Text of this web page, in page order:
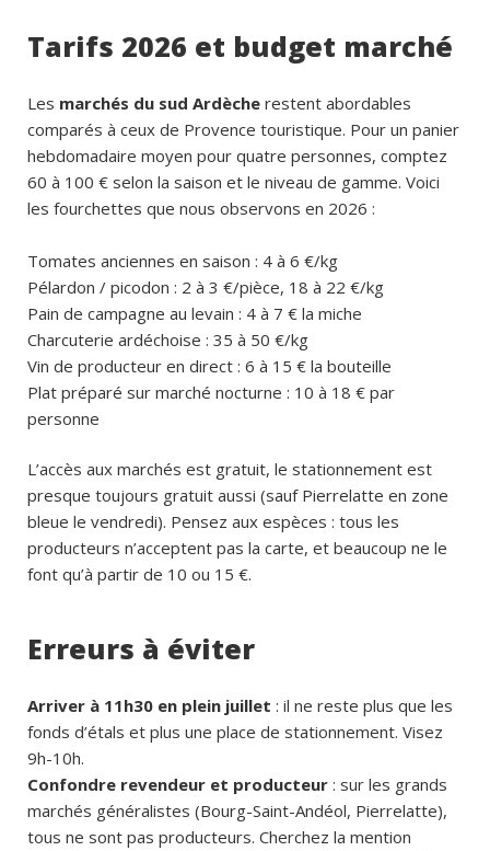
Tarifs 2026 et budget marché
Les marchés du sud Ardèche restent abordables
comparés à ceux de Provence touristique. Pour un panier
hebdomadaire moyen pour quatre personnes, comptez
60 à 100 € selon la saison et le niveau de gamme. Voici
les fourchettes que nous observons en 2026 :
Tomates anciennes en saison : 4 à 6 €/kg
Pélardon / picodon : 2 à 3 €/pièce, 18 à 22 €/kg
Pain de campagne au levain : 4 à 7 € la miche
Charcuterie ardéchoise : 35 à 50 €/kg
Vin de producteur en direct : 6 à 15 € la bouteille
Plat préparé sur marché nocturne : 10 à 18 € par
personne
L’accès aux marchés est gratuit, le stationnement est
presque toujours gratuit aussi (sauf Pierrelatte en zone
bleue le vendredi). Pensez aux espèces : tous les
producteurs n’acceptent pas la carte, et beaucoup ne le
font qu’à partir de 10 ou 15 €.
Erreurs à éviter
Arriver à 11h30 en plein juillet : il ne reste plus que les
fonds d’étals et plus une place de stationnement. Visez
9h-10h.
Confondre revendeur et producteur : sur les grands
marchés généralistes (Bourg-Saint-Andéol, Pierrelatte),
tous ne sont pas producteurs. Cherchez la mention